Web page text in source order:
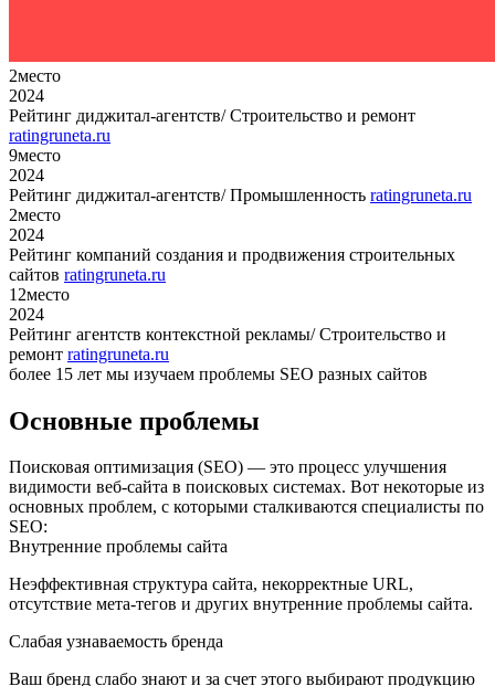
2место
2024
Рейтинг диджитал-агентств/ Строительство и ремонт
ratingruneta.ru
9место
2024
Рейтинг диджитал-агентств/ Промышленность ratingruneta.ru
2место
2024
Рейтинг компаний создания и продвижения строительных
сайтов ratingruneta.ru
12место
2024
Рейтинг агентств контекстной рекламы/ Строительство и
ремонт ratingruneta.ru
более 15 лет мы изучаем проблемы SEO разных сайтов
Основные проблемы
Поисковая оптимизация (SEO) — это процесс улучшения
видимости веб-сайта в поисковых системах. Вот некоторые из
основных проблем, с которыми сталкиваются специалисты по
SEO:
Внутренние проблемы сайта
Неэффективная структура сайта, некорректные URL,
отсутствие мета-тегов и других внутренние проблемы сайта.
Слабая узнаваемость бренда
Ваш бренд слабо знают и за счет этого выбирают продукцию